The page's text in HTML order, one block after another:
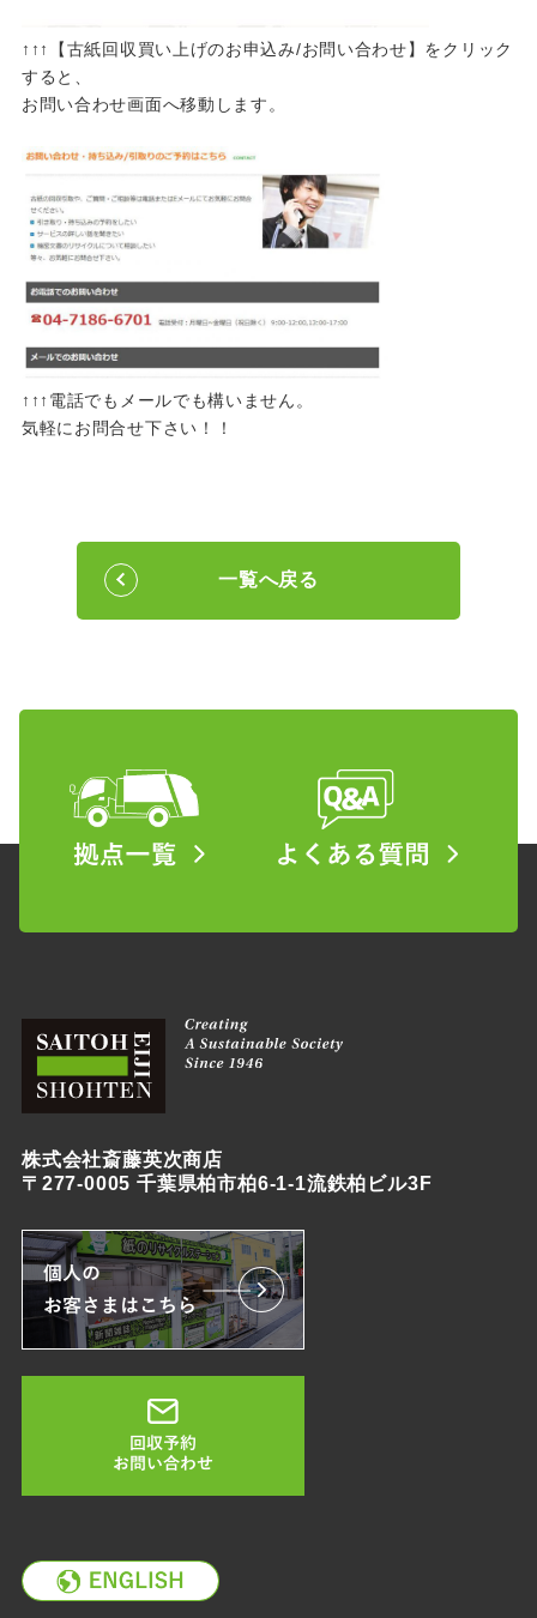
↑↑↑【古紙回収買い上げのお申込み/お問い合わせ】をクリック
すると、
お問い合わせ画面へ移動します。
↑↑↑電話でもメールでも構いません。
気軽にお問合せ下さい！！
一覧へ戻る
株式会社斎藤英次商店
〒277-0005 千葉県柏市柏6-1-1流鉄柏ビル3F